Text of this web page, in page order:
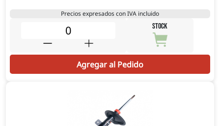
Precios expresados con IVA incluido
STOCK
Agregar al Pedido